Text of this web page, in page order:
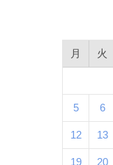
月 火
5 6
12 13
19 20